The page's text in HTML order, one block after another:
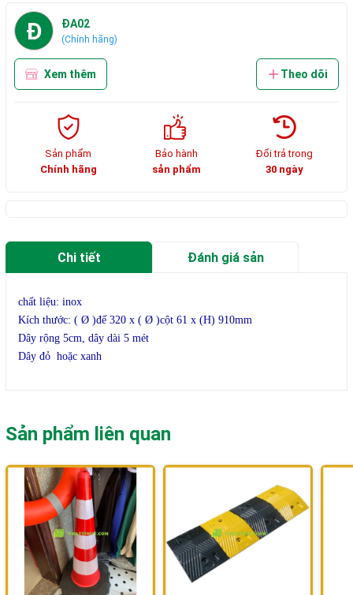
Đ ĐA02
(Chính hãng)
Xem thêm Theo dõi
Sản phẩm
Chính hãng
Bảo hành
sản phẩm
Đổi trả trong
30 ngày
Chi tiết Đánh giá sản
chất liệu: inox
Kích thước: ( Ø )đế 320 x ( Ø )cột 61 x (H) 910mm
Dây rộng 5cm, dây dài 5 mét
Dây đỏ hoặc xanh
Sản phẩm liên quan